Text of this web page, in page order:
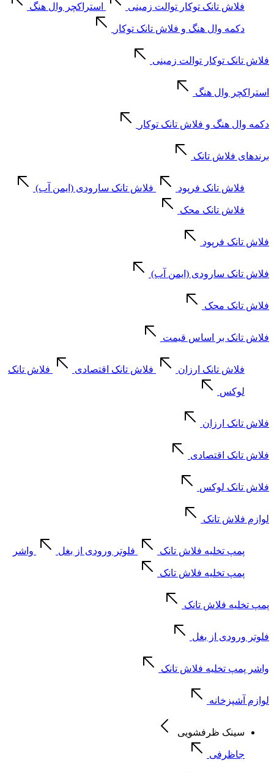
فلاش تانک توکار توالت زمینی استراکچر وال هنگ
دکمه وال هنگ و فلاش تانک توکار
فلاش تانک توکار توالت زمینی
استراکچر وال هنگ
دکمه وال هنگ و فلاش تانک توکار
برندهای فلاش تانک
فلاش تانک فرپود فلاش تانک سارودی (ایمن آب)
فلاش تانک محک
فلاش تانک فرپود
فلاش تانک سارودی (ایمن آب)
فلاش تانک محک
فلاش تانک بر اساس قیمت
فلاش تانک ارزان فلاش تانک اقتصادی فلاش تانک
لوکس
فلاش تانک ارزان
فلاش تانک اقتصادی
فلاش تانک لوکس
لوازم فلاش تانک
پمپ تخلیه فلاش تانک فلوتر ورودی از بغل واشر
پمپ تخلیه فلاش تانک
پمپ تخلیه فلاش تانک
فلوتر ورودی از بغل
واشر پمپ تخلیه فلاش تانک
لوازم آشپزخانه
سینک ظرفشویی
جاظرفی